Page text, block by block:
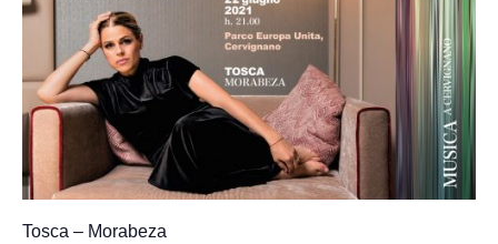
Tosca – Morabeza